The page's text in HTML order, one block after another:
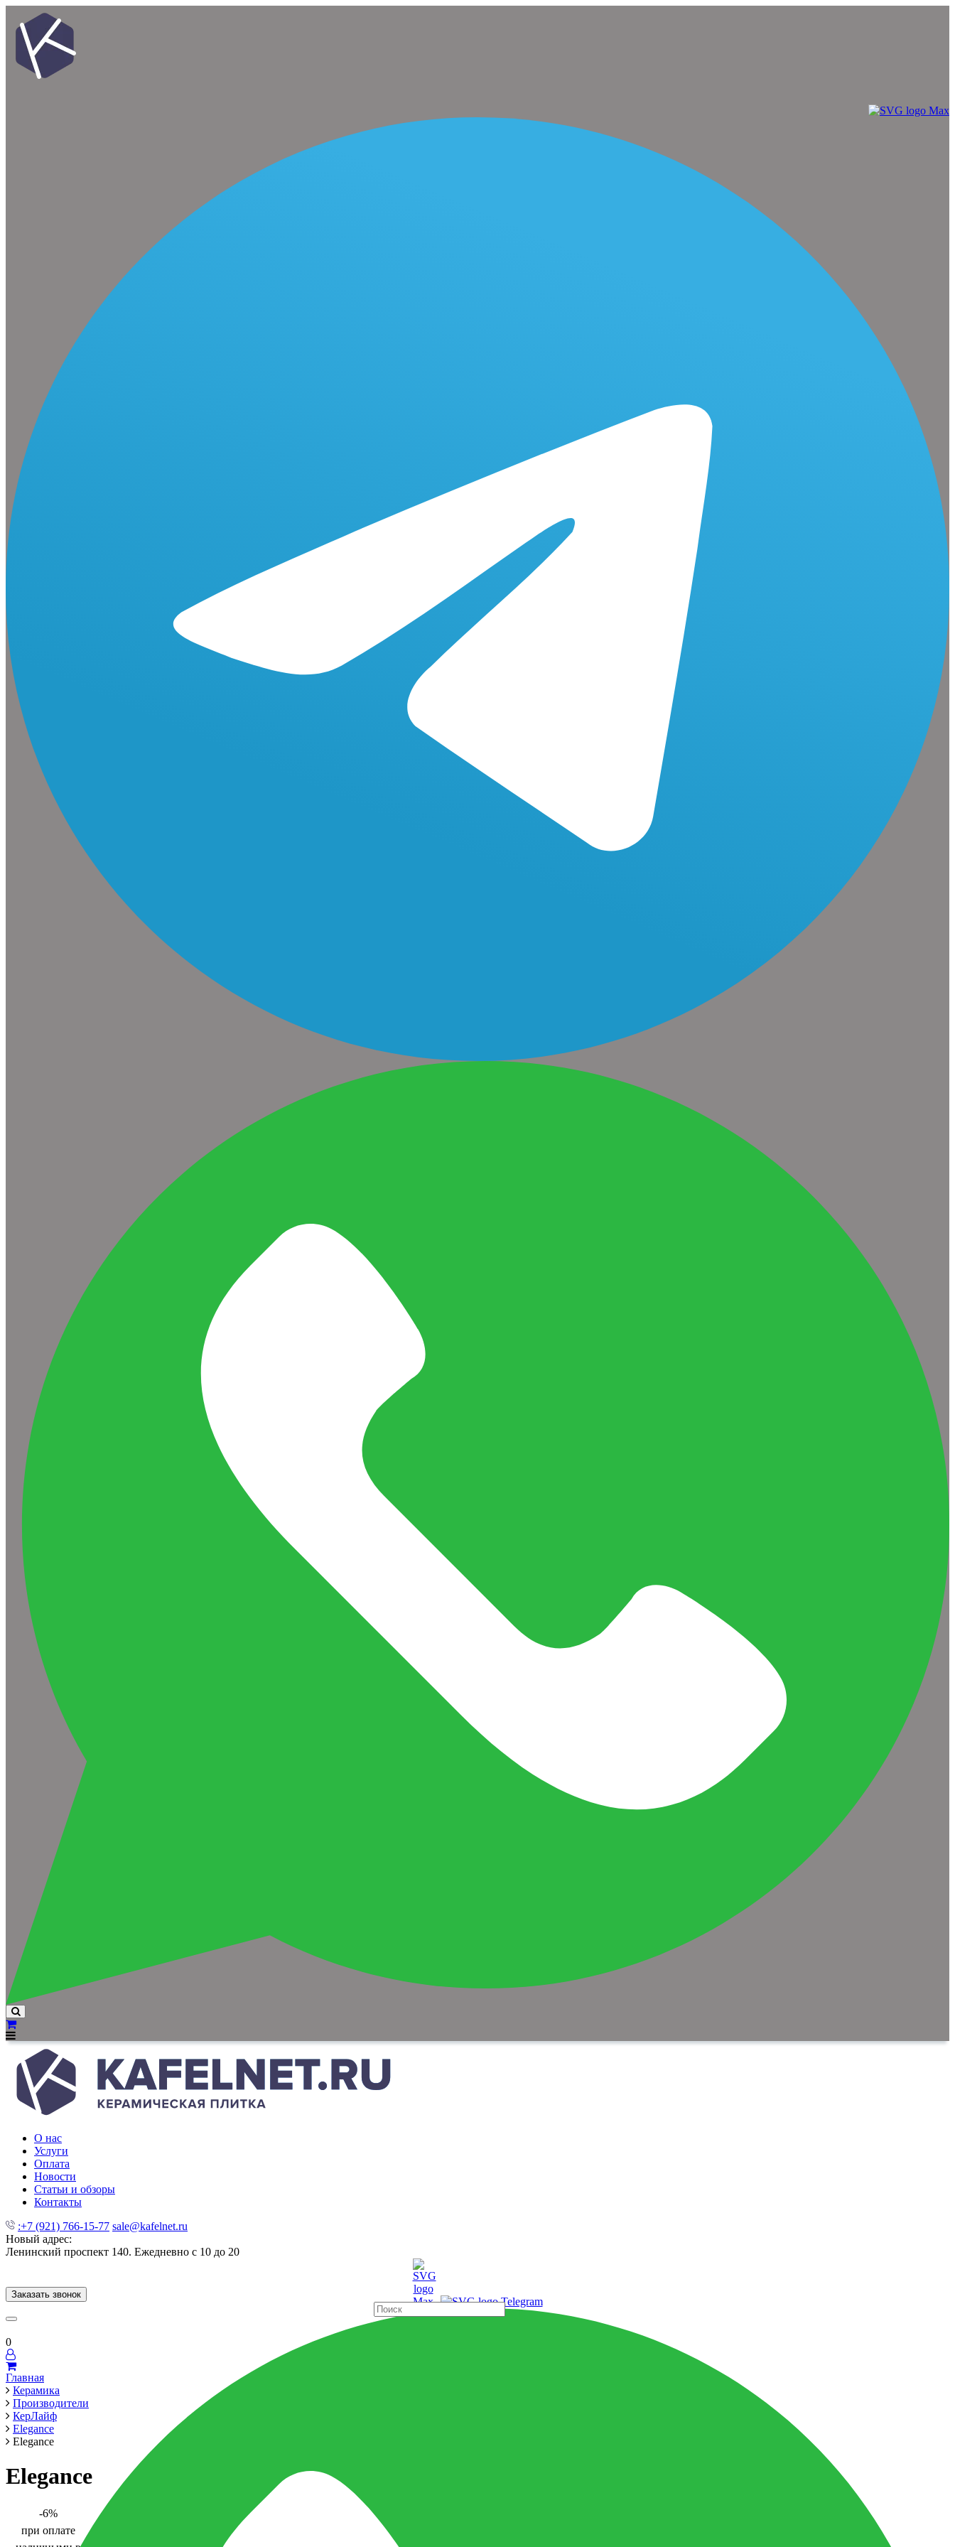
О нас
Услуги
Оплата
Новости
Статьи и обзоры
Контакты
:+7 (921) 766-15-77 sale@kafelnet.ru
Новый адрес:
Ленинский проспект 140. Ежедневно с 10 до 20
Заказать звонок
0
Главная
Керамика
Производители
КерЛайф
Elegance
Elegance
Elegance
-6%
при оплате